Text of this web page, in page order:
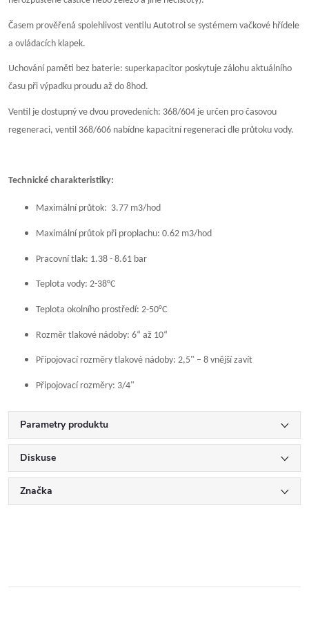
Časem prověřená spolehlivost ventilu Autotrol se systémem vačkové hřídele
a ovládacích klapek.
Uchování paměti bez baterie: superkapacitor poskytuje zálohu aktuálního
času při výpadku proudu až do 8hod.
Ventil je dostupný ve dvou provedeních: 368/604 je určen pro časovou
regeneraci, ventil 368/606 nabídne kapacitní regeneraci dle průtoku vody.
Technické charakteristiky:
Maximální průtok: 3.77 m3/hod
Maximální průtok při proplachu: 0.62 m3/hod
Pracovní tlak: 1.38 - 8.61 bar
Teplota vody: 2-38°C
Teplota okolního prostředí: 2-50°C
Rozměr tlakové nádoby: 6“ až 10“
Připojovací rozměry tlakové nádoby: 2,5" – 8 vnější zavít
Připojovací rozměry: 3/4"
Parametry produktu
Diskuse
Značka